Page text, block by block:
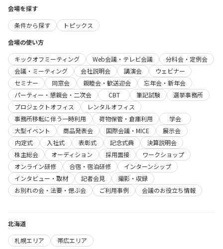
会場を探す
条件から探す
トピックス
会場の使い方
キックオフミーティング
Web会議・テレビ会議
分科会・定例会
会議・ミーティング
会社説明会 講演会
ウェビナー
セミナー
同窓会 親睦会・歓送迎会
忘年会・新年会
パーティー・懇親会・二次会
CBT 筆記試験
選挙事務所
プロジェクトオフィス
レンタルオフィス
事務所移転に伴う一時利用
荷物保管・倉庫利用
学会
大型イベント
商品発表会 国際会議・MICE
展示会
内定式
入社式 表彰式 記念式典
決算説明会
株主総会
オーディション 採用面接
ワークショップ
オンライン研修
合宿・宿泊研修
インターンシップ
インタビュー・取材
記者会見
撮影・収録
お別れの会・法要・偲ぶ会
ご利用事例 会議のお役立ち情報
北海道
札幌エリア
帯広エリア